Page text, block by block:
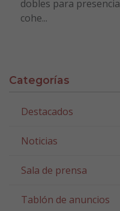
dobles para
cohe...
Categorías
Destacados
Noticias
Sala de prensa
Tablón de anuncios